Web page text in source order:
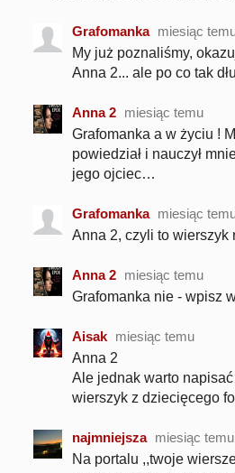
Grafomanka miesiąc
My już poznaliśmy,
Anna 2... ale po co tak
Anna 2 miesiąc temu
Grafomanka a w życiu !
powiedział i nauczył
jego ojciec…
Grafomanka miesiąc
Anna 2, czyli to wierszyk
Anna 2 miesiąc temu
Grafomanka nie - wpisz
Aisak miesiąc temu
Anna 2
Ale jednak warto
wierszyk z dziecięcego
najmniejsza miesiąc temu
Na portalu ,,twoje